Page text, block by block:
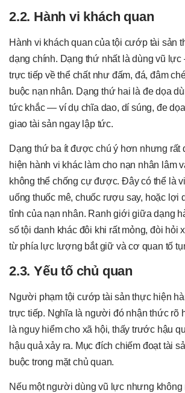
2.2. Hành vi khách quan
Hành vi khách quan của tội cướp tài sản
dạng chính. Dạng thứ nhất là dùng vũ
trực tiếp về thể chất như đấm, đá, đâm
buộc nạn nhân. Dạng thứ hai là đe dọa
tức khắc — ví dụ chĩa dao, dí súng, đe
giao tài sản ngay lập tức.
Dạng thứ ba ít được chú ý hơn nhưng rất
hiện hành vi khác làm cho nạn nhân lâm
không thể chống cự được. Đây có thể là
uống thuốc mê, chuốc rượu say, hoặc lợi
tỉnh của nạn nhân. Ranh giới giữa dạng
số tội danh khác đôi khi rất mỏng, đòi hỏi
từ phía lực lượng bắt giữ và cơ quan tố
2.3. Yếu tố chủ quan
Người phạm tội cướp tài sản thực hiện
trực tiếp. Nghĩa là người đó nhận thức rõ
là nguy hiểm cho xã hội, thấy trước hậu
hậu quả xảy ra. Mục đích chiếm đoạt tài
buộc trong mặt chủ quan.
Nếu một người dùng vũ lực nhưng không